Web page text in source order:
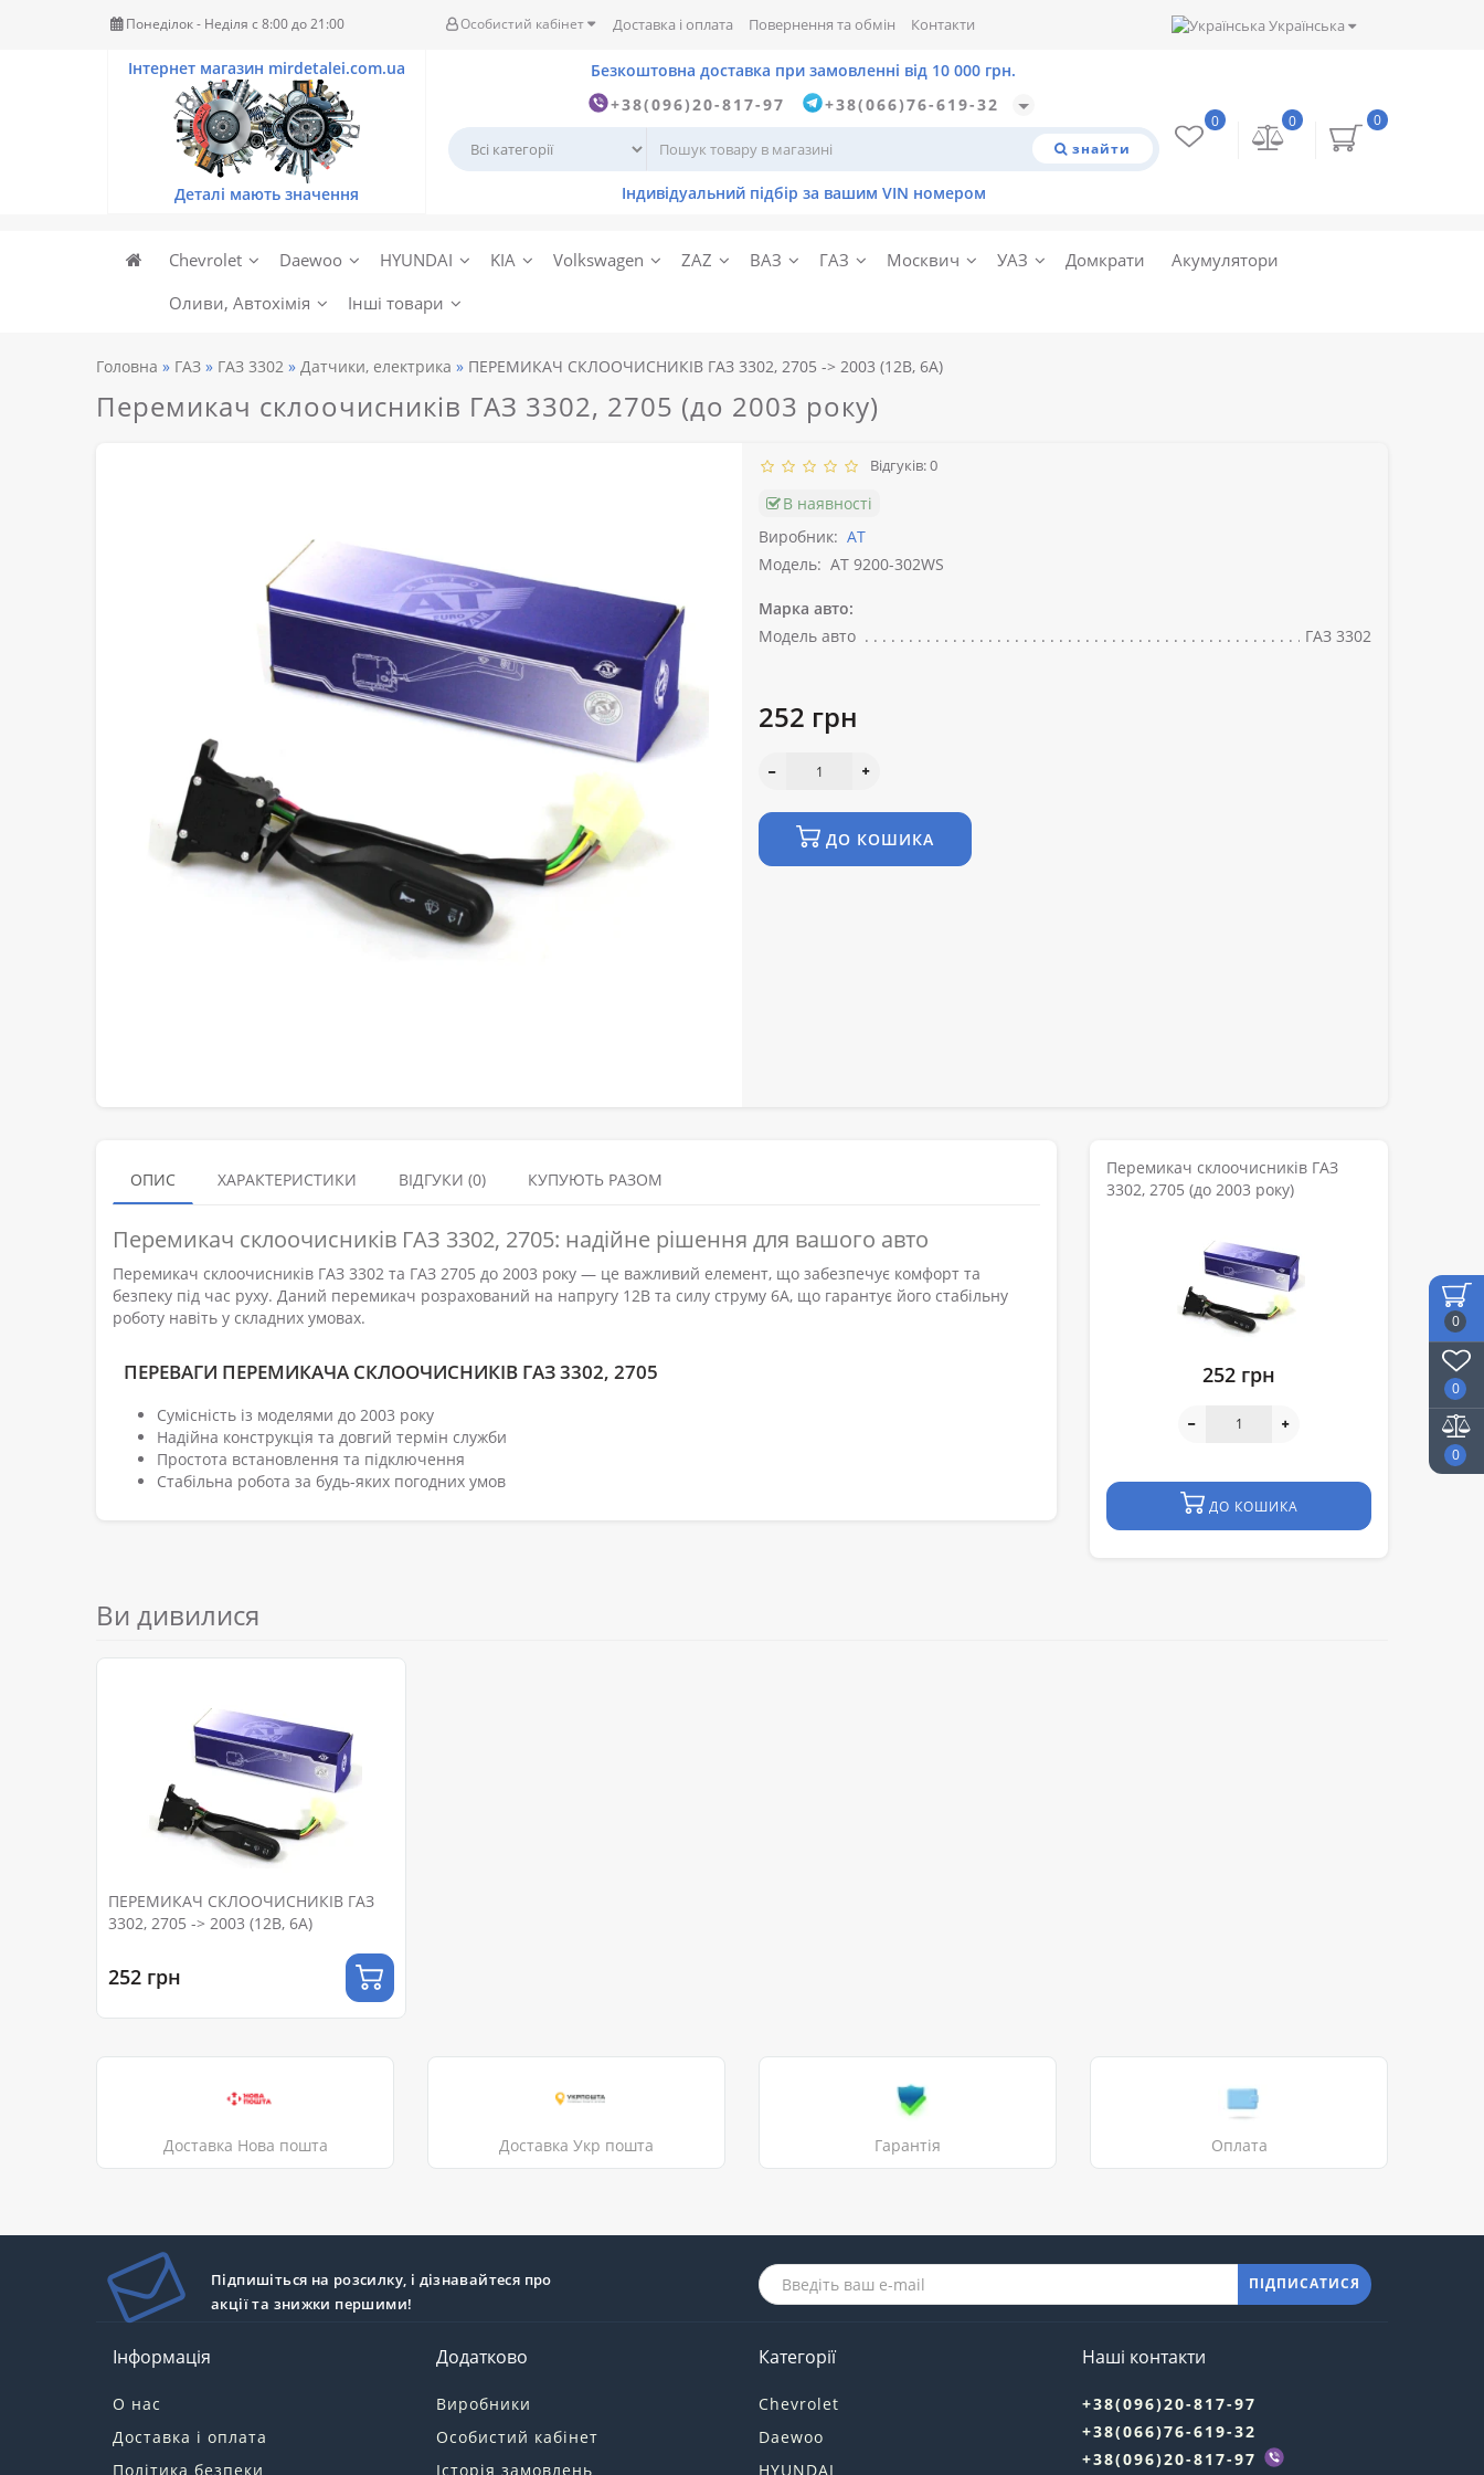
0
0
0
Понеділок - Неділя c 8:00 до 21:00 Особистий кабінет Доставка і оплата Повернення та обмін Контакти Українська
+38(096)20-817-97 +38(066)76-619-32
знайти
0
0
0
Chevrolet Daewoo HYUNDAI KIA Volkswagen ZAZ ВАЗ ГАЗ Москвич УАЗ Домкрати
Акумулятори
Оливи, Автохімія
Інші товари
Головна ГАЗ ГАЗ 3302 Датчики, електрика ПЕРЕМИКАЧ СКЛООЧИСНИКІВ ГАЗ 3302, 2705 -> 2003 (12B, 6A)
Перемикач склоочисників ГАЗ 3302, 2705 (до 2003 року)
Відгуків: 0
В наявності
Виробник: АТ
Модель: AT 9200-302WS
Марка авто:
Модель авто
ГАЗ 3302
252 грн
ДО КОШИКА
ОПИС ХАРАКТЕРИСТИКИ ВІДГУКИ (0) КУПУЮТЬ РАЗОМ
Перемикач склоочисників ГАЗ 3302, 2705: надійне рішення для вашого авто
Перемикач склоочисників ГАЗ 3302 та ГАЗ 2705 до 2003 року — це важливий елемент, що забезпечує комфорт та
безпеку під час руху. Даний перемикач розрахований на напругу 12В та силу струму 6А, що гарантує його стабільну
роботу навіть у складних умовах.
ПЕРЕВАГИ ПЕРЕМИКАЧА СКЛООЧИСНИКІВ ГАЗ 3302, 2705
Сумісність із моделями до 2003 року
Надійна конструкція та довгий термін служби
Простота встановлення та підключення
Стабільна робота за будь-яких погодних умов
Перемикач склоочисників ГАЗ
3302, 2705 (до 2003 року)
252 грн
ДО КОШИКА
Ви дивилися
ПЕРЕМИКАЧ СКЛООЧИСНИКІВ ГАЗ
3302, 2705 -> 2003 (12B, 6A)
252 грн
Доставка Нова пошта Доставка Укр пошта Гарантія Оплата
Підпишіться на розсилку, і дізнавайтеся про
акції та знижки першими!
ПІДПИСАТИСЯ
Інформація
О нас
Доставка і оплата
Політика безпеки
Додатково
Виробники
Особистий кабінет
Історія замовлень
Категорії
Chevrolet
Daewoo
HYUNDAI
Наші контакти
+38(096)20-817-97
+38(066)76-619-32
+38(096)20-817-97